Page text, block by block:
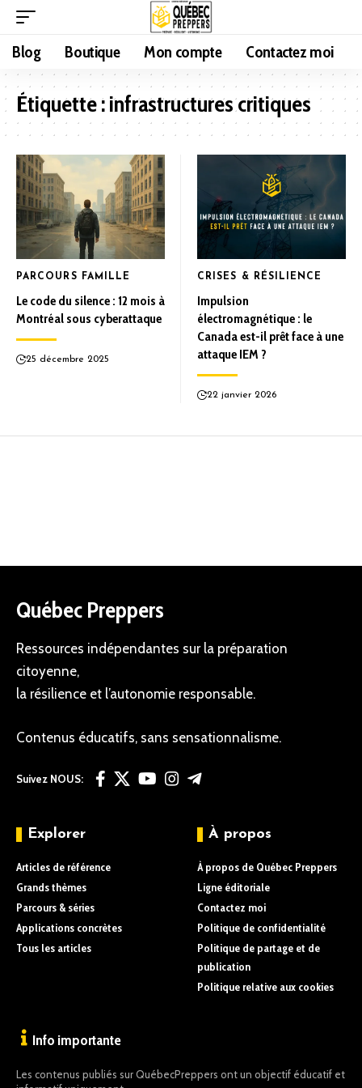
Blog Boutique Mon compte Contactez moi
Étiquette :infrastructures critiques
PARCOURS FAMILLE
Le code du silence : 12 mois à
Montréal sous cyberattaque
25 décembre 2025
CRISES & RÉSILIENCE
Impulsion
électromagnétique : le
Canada est-il prêt face à une
attaque IEM ?
22 janvier 2026
Québec Preppers
Ressources indépendantes sur la préparation
citoyenne,
la résilience et l’autonomie responsable.
Contenus éducatifs, sans sensationnalisme.
Suivez NOUS:
Explorer
Articles de référence
Grands thèmes
Parcours & séries
Applications concrètes
Tous les articles
À propos
À propos de Québec Preppers
Ligne éditoriale
Contactez moi
Politique de confidentialité
Politique de partage et de
publication
Politique relative aux cookies
Info importante
Les contenus publiés sur QuébecPreppers ont un objectif éducatif et